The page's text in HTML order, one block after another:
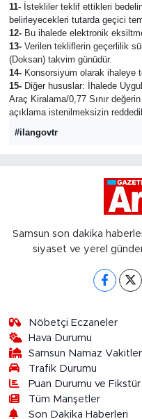
11-İstekliler teklif ettikleri
belirleyecekleri tutarda geçici
12-Bu ihalede elektronik
13-Verilen tekliflerin geçerlilik
(Doksan) takvim günüdür.
14-Konsorsiyum olarak ihaleye
15-Diğer hususlar: İhalede
Araç Kiralama/0,77 Sınır
açıklama istenilmeksizin
#ilangovtr
Samsun son dakika
siyaset ve yerel
Nöbetçi Eczaneler
Hava Durumu
Samsun Namaz
Trafik Durumu
Puan Durumu ve Fikstür
Tüm Manşetler
Son Dakika Haberleri